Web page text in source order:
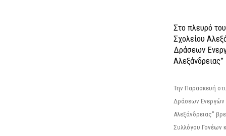
Στο πλευρό
Σχολείου
Δράσεων
Αλεξάνδρειας”
Την Παρασκευή
Δράσεων Ενεργών
Αλεξάνδρειας"
Συλλόγου Γονέων